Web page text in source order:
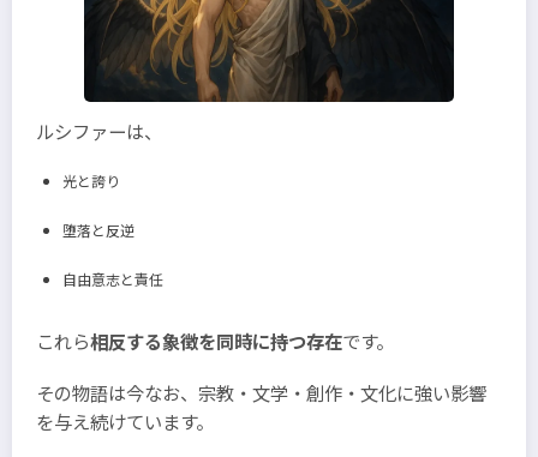
ルシファーは、
光と誇り
堕落と反逆
自由意志と責任
これら相反する象徴を同時に持つ存在です。
その物語は今なお、宗教・文学・創作・文化に強い影響
を与え続けています。